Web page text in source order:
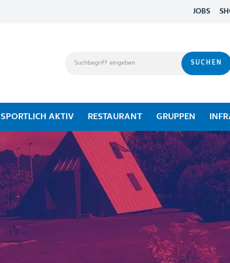
JOBS
SPORTLICH AKTIV RESTAURANT GRUPPEN